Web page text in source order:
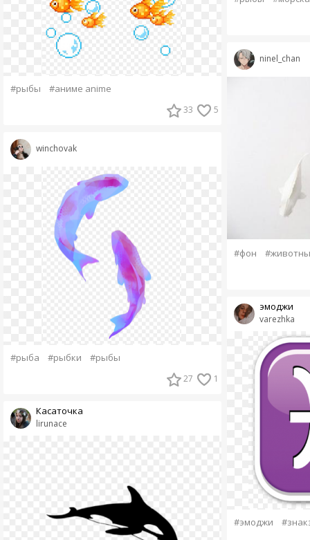
#рыбы #аниме anime
33 5
winchovak
#рыба #рыбки #рыбы
27 1
lirunace
Касаточка
ninel_chan
#фон
varezhka
эмоджи
#эмоджи